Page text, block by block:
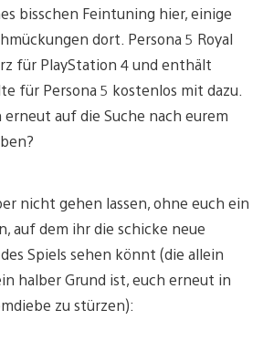
bisschen Feintuning hier, einige
dort. Persona 5 Royal
für PlayStation 4 und enthält
für Persona 5 kostenlos mit dazu.
auf die Suche nach eurem
nicht gehen lassen, ohne euch ein
auf dem ihr die schicke neue
Spiels sehen könnt (die allein
halber Grund ist, euch erneut in
zu stürzen):